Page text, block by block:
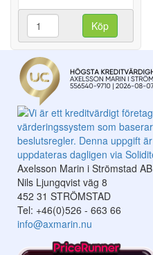
Köp
Axelsson Marin i Strömstad AB
Nils Ljungqvist väg 8
452 31 STRÖMSTAD
Tel: +46(0)526 - 663 66
info@axmarin.nu